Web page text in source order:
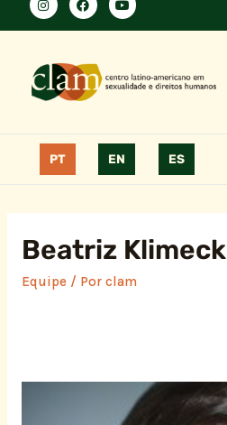
PT EN ES
Beatriz Klimeck
Equipe/ Por clam